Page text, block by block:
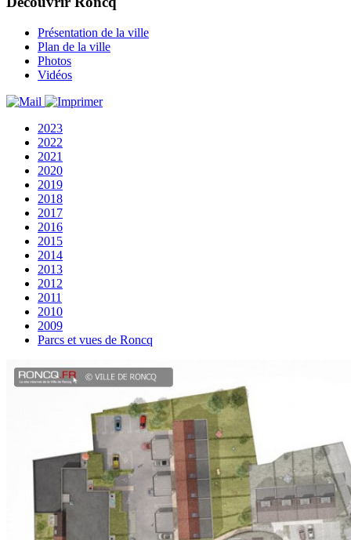
Présentation de la ville
Plan de la ville
Photos
Vidéos
2023
2022
2021
2020
2019
2018
2017
2016
2015
2014
2013
2012
2011
2010
2009
Parcs et vues de Roncq